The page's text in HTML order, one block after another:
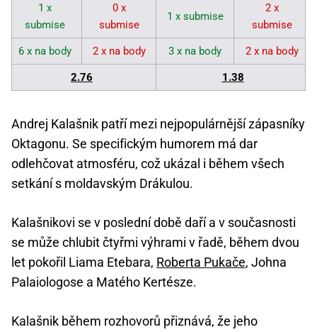
1 x
submise
0 x
submise
1 x submise
2 x
submise
6 x na body 2 x na body 3 x na body 2 x na body
2.76 1.38
Andrej Kalašnik patří mezi nejpopulárnější zápasníky
Oktagonu. Se specifickým humorem má dar
odlehčovat atmosféru, což ukázal i během všech
setkání s moldavským Drákulou.
Kalašnikovi se v poslední době daří a v současnosti
se může chlubit čtyřmi výhrami v řadě, během dvou
let pokořil Liama Etebara, Roberta Pukače, Johna
Palaiologose a Matého Kertésze.
Kalašnik během rozhovorů přiznává, že jeho